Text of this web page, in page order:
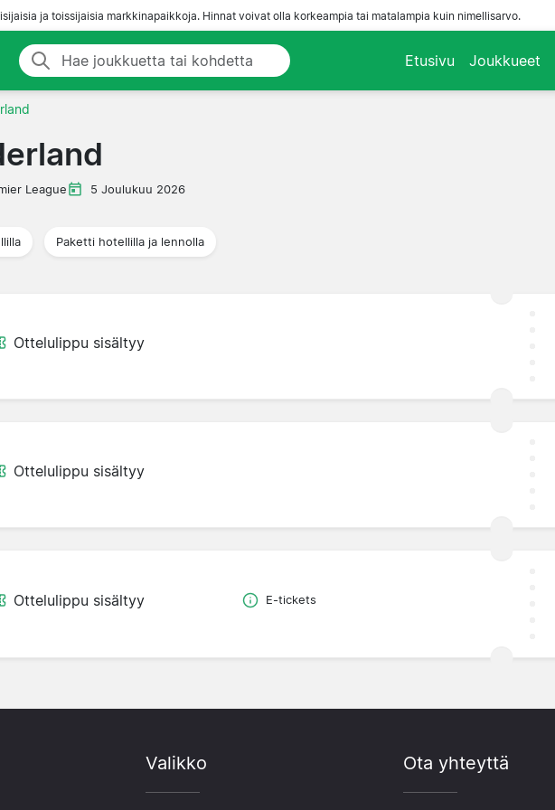
ja toissijaisia markkinapaikkoja. Hinnat voivat olla korkeampia tai matalampia kuin nimellisarvo.
Etusivu Joukkueet
League 5 Joulukuu 2026
Paketti hotellilla ja lennolla
Ottelulippu sisältyy
Ottelulippu sisältyy
Ottelulippu sisältyy E-tickets
Valikko Ota yhteyttä